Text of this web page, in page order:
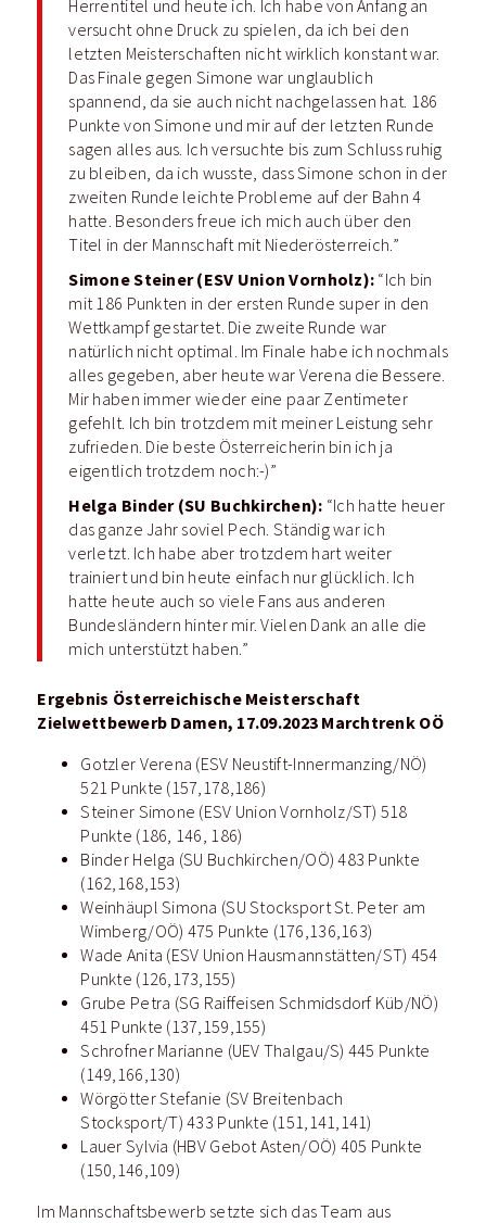
Herrentitel und heute ich. Ich habe von Anfang an
versucht ohne Druck zu spielen, da ich bei den
letzten Meisterschaften nicht wirklich konstant war.
Das Finale gegen Simone war unglaublich
spannend, da sie auch nicht nachgelassen hat. 186
Punkte von Simone und mir auf der letzten Runde
sagen alles aus. Ich versuchte bis zum Schluss ruhig
zu bleiben, da ich wusste, dass Simone schon in der
zweiten Runde leichte Probleme auf der Bahn 4
hatte. Besonders freue ich mich auch über den
Titel in der Mannschaft mit Niederösterreich.”
Simone Steiner (ESV Union Vornholz): “Ich bin
mit 186 Punkten in der ersten Runde super in den
Wettkampf gestartet. Die zweite Runde war
natürlich nicht optimal. Im Finale habe ich nochmals
alles gegeben, aber heute war Verena die Bessere.
Mir haben immer wieder eine paar Zentimeter
gefehlt. Ich bin trotzdem mit meiner Leistung sehr
zufrieden. Die beste Österreicherin bin ich ja
eigentlich trotzdem noch:-)”
Helga Binder (SU Buchkirchen): “Ich hatte heuer
das ganze Jahr soviel Pech. Ständig war ich
verletzt. Ich habe aber trotzdem hart weiter
trainiert und bin heute einfach nur glücklich. Ich
hatte heute auch so viele Fans aus anderen
Bundesländern hinter mir. Vielen Dank an alle die
mich unterstützt haben.”
Ergebnis Österreichische Meisterschaft
Zielwettbewerb Damen, 17.09.2023 Marchtrenk OÖ
Gotzler Verena (ESV Neustift-Innermanzing/NÖ)
521 Punkte (157,178,186)
Steiner Simone (ESV Union Vornholz/ST) 518
Punkte (186, 146, 186)
Binder Helga (SU Buchkirchen/OÖ) 483 Punkte
(162,168,153)
Weinhäupl Simona (SU Stocksport St. Peter am
Wimberg/OÖ) 475 Punkte (176,136,163)
Wade Anita (ESV Union Hausmannstätten/ST) 454
Punkte (126,173,155)
Grube Petra (SG Raiffeisen Schmidsdorf Küb/NÖ)
451 Punkte (137,159,155)
Schrofner Marianne (UEV Thalgau/S) 445 Punkte
(149,166,130)
Wörgötter Stefanie (SV Breitenbach
Stocksport/T) 433 Punkte (151,141,141)
Lauer Sylvia (HBV Gebot Asten/OÖ) 405 Punkte
(150,146,109)
Im Mannschaftsbewerb setzte sich das Team aus